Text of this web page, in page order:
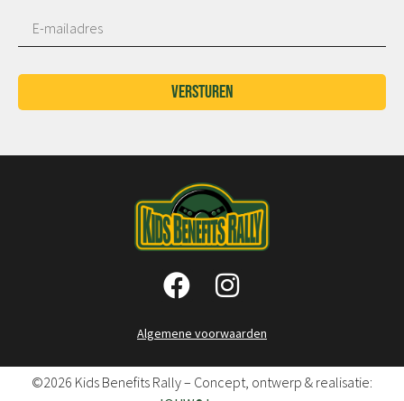
Versturen
Algemene voorwaarden
©2026 Kids Benefits Rally – Concept, ontwerp & realisatie: